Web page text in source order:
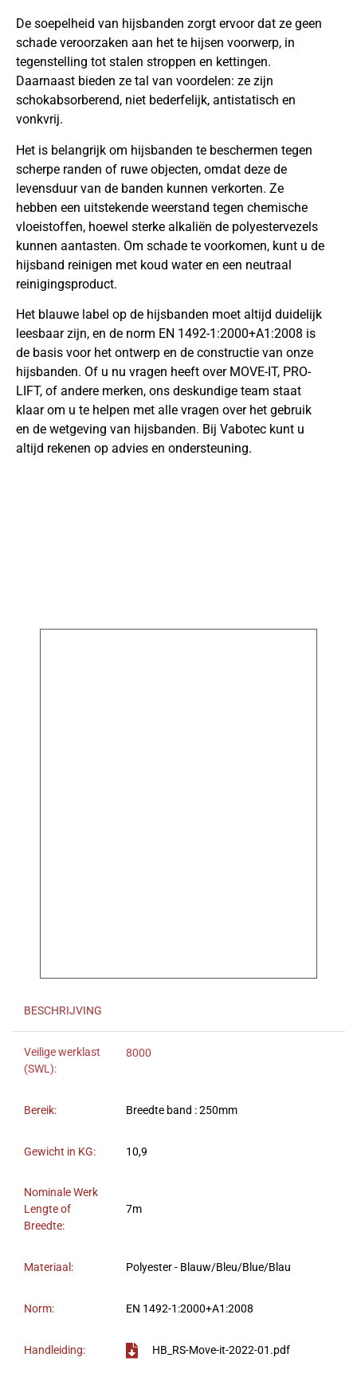
De soepelheid van hijsbanden zorgt ervoor dat ze geen
schade veroorzaken aan het te hijsen voorwerp, in
tegenstelling tot stalen stroppen en kettingen.
Daarnaast bieden ze tal van voordelen: ze zijn
schokabsorberend, niet bederfelijk, antistatisch en
vonkvrij.
Het is belangrijk om hijsbanden te beschermen tegen
scherpe randen of ruwe objecten, omdat deze de
levensduur van de banden kunnen verkorten. Ze
hebben een uitstekende weerstand tegen chemische
vloeistoffen, hoewel sterke alkaliën de polyestervezels
kunnen aantasten. Om schade te voorkomen, kunt u de
hijsband reinigen met koud water en een neutraal
reinigingsproduct.
Het blauwe label op de hijsbanden moet altijd duidelijk
leesbaar zijn, en de norm EN 1492-1:2000+A1:2008 is
de basis voor het ontwerp en de constructie van onze
hijsbanden. Of u nu vragen heeft over MOVE-IT, PRO-
LIFT, of andere merken, ons deskundige team staat
klaar om u te helpen met alle vragen over het gebruik
en de wetgeving van hijsbanden. Bij Vabotec kunt u
altijd rekenen op advies en ondersteuning.
BESCHRIJVING
Veilige werklast
(SWL):
8000
Bereik: Breedte band : 250mm
Gewicht in KG: 10,9
Nominale Werk
Lengte of
Breedte:
7m
Materiaal: Polyester - Blauw/Bleu/Blue/Blau
Norm: EN 1492-1:2000+A1:2008
Handleiding: HB_RS-Move-it-2022-01.pdf